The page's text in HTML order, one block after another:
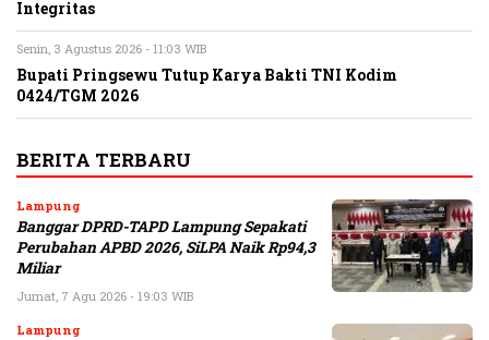
Integritas
Senin, 3 Agustus 2026 - 11:03 WIB
Bupati Pringsewu Tutup Karya Bakti TNI Kodim
0424/TGM 2026
BERITA TERBARU
Lampung
Banggar DPRD-TAPD Lampung Sepakati
Perubahan APBD 2026, SiLPA Naik Rp94,3
Miliar
Jumat, 7 Agu 2026 - 19:03 WIB
Lampung